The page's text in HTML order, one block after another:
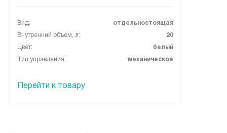
Вид:
отдельностоящая
Внутренний объем, л:
20
Цвет:
белый
Тип управления:
механическое
Перейти к товару